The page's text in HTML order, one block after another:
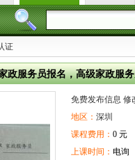
证
政服务员报名，高级家政服
免费发布信息 修
地区： 深圳
课程费用： 0 元
上课时间： 电询